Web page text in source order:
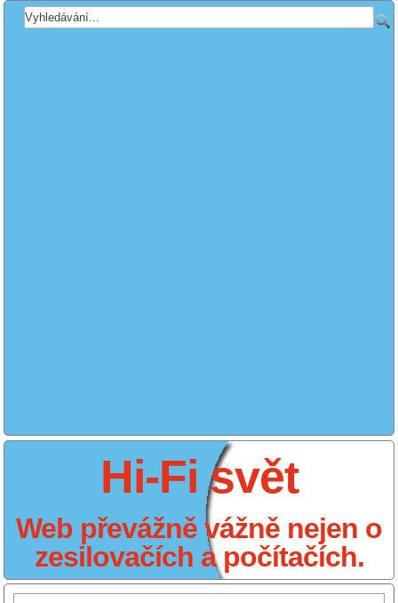
Hi-Fi svět
Web převážně vážně nejen o
zesilovačích a počítačích.